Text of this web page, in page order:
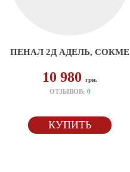
ПЕНАЛ 2Д АДЕЛЬ, СОКМЕ
10 980грн.
ОТЗЫВОВ: 0
КУПИТЬ